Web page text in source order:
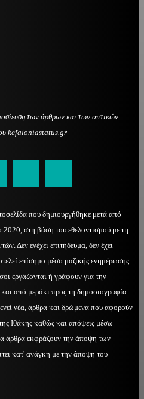
των άρθρων και των οπτικών
kefaloniastatus.gr
που δημιουργήθηκε μετά από
στη βάση του εθελοντισμού με τη
Δεν ενέχει επιτήδευμα, δεν έχει
επίσημο μέσο μαζικής ενημέρωσης.
εργάζονται ή γράφουν για την
από μεράκι προς τη δημοσιογραφία
νέα, άρθρα και δρώμενα που αφορούν
Ιθάκης καθώς και απόψεις μέσω
άρθρα εκφράζουν την άποψη των
κατ' ανάγκη με την άποψη του